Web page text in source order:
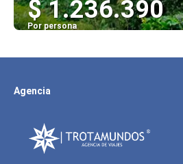
$ 1.236.390
Por persona
Agencia